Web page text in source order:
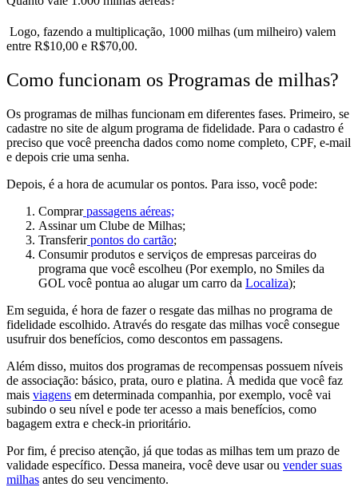
Logo, fazendo a multiplicação, 1000 milhas (um milheiro) valem
entre R$10,00 e R$70,00.
Como funcionam os Programas de milhas?
Os programas de milhas funcionam em diferentes fases. Primeiro, se
cadastre no site de algum programa de fidelidade. Para o cadastro é
preciso que você preencha dados como nome completo, CPF, e-mail
e depois crie uma senha.
Depois, é a hora de acumular os pontos. Para isso, você pode:
Comprarpassagens aéreas;
Assinar um Clube de Milhas;
Transferirpontos do cartão;
Consumir produtos e serviços de empresas parceiras do
programa que você escolheu (Por exemplo, no Smiles da
GOL você pontua ao alugar um carro da Localiza);
Em seguida, é hora de fazer o resgate das milhas no programa de
fidelidade escolhido. Através do resgate das milhas você consegue
usufruir dos benefícios, como descontos em passagens.
Além disso, muitos dos programas de recompensas possuem níveis
de associação: básico, prata, ouro e platina. À medida que você faz
mais viagens em determinada companhia, por exemplo, você vai
subindo o seu nível e pode ter acesso a mais benefícios, como
bagagem extra e check-in prioritário.
Por fim, é preciso atenção, já que todas as milhas tem um prazo de
validade específico. Dessa maneira, você deve usar ou vender suas
milhas antes do seu vencimento.